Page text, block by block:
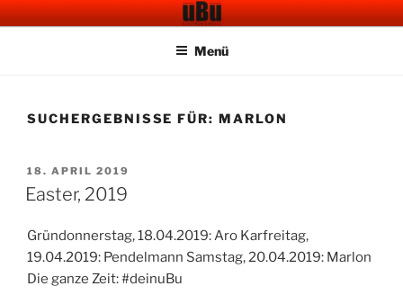
Zum
InhaltUBU CAFE BAR
Menü
SUCHERGEBNISSE FÜR:MARLON
VERÖFFENTLICHT
AM
18. APRIL 2019
Easter, 2019
Gründonnerstag, 18.04.2019: Aro Karfreitag,
19.04.2019: Pendelmann Samstag, 20.04.2019: Marlon
Die ganze Zeit: #deinuBu